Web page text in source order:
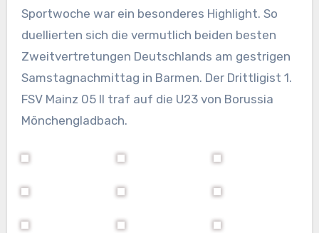
Sportwoche war ein besonderes Highlight. So
duellierten sich die vermutlich beiden besten
Zweitvertretungen Deutschlands am gestrigen
Samstagnachmittag in Barmen. Der Drittligist 1.
FSV Mainz 05 II traf auf die U23 von Borussia
Mönchengladbach.